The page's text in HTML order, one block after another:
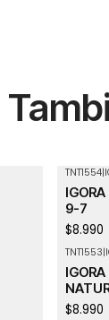
TNT1554|
9-7
$8.990
TNT1553|
$8.990